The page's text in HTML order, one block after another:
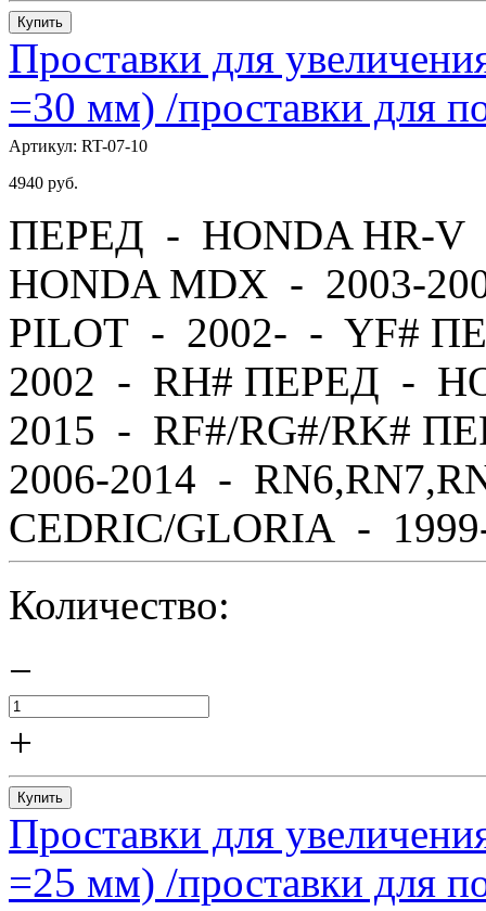
Купить
Проставки для
=30 мм) /проставки для
Артикул: RT-07-10
4940 руб.
ПЕРЕД - HONDA HR-
HONDA MDX - 2003-
PILOT - 2002- - YF#
2002 - RH# ПЕРЕД -
2015 - RF#/RG#/RK#
2006-2014 -
CEDRIC/GLORIA -
Количество:
−
+
Купить
Проставки для
=25 мм) /проставки для